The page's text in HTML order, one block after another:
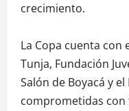
crecimiento.
La Copa cuenta con
Tunja, Fundación
Salón de Boyacá y el
comprometidas con